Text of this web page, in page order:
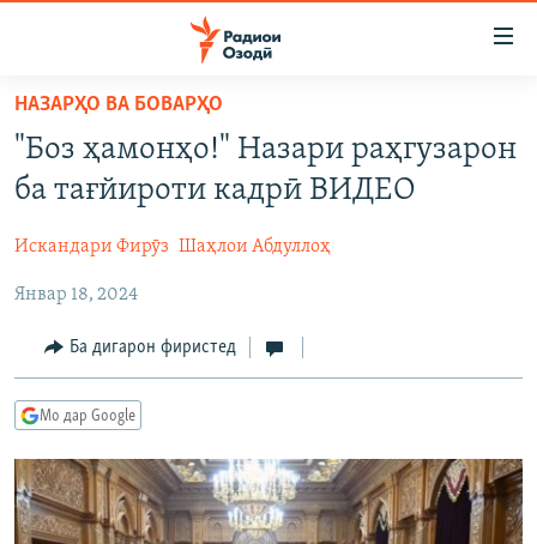
Ҷаҳиш
мояи
аслӣ
ба
аслӣ
Ҷаҳиш
ҷустор
ГӮШАҲО
ҶОМЕА
ҚАЗИЯИ "КРОКУС"
ОСИЁИ МАРКАЗӢ
МЕҲМОНИ ОЗОДӢ
ВАРЗИШ
ГАПИ ОЗОД
РӮЗГОРИ МУҲОҶИР
САЛОМ, ХОҲАР
ТАҲҚИҚОТ
ҶАНГ ДАР УКРАИНА
НАЗАРИ МАРДУМ
БЛОГИСТОН
ОЗОДӢ ОНЛАЙН
ЧАНДРАСОНАӢ
ВИДЕО
НИГОРИСТОН
РӮЙХАТҲО
КИТОБҲОИ ОЗОДӢ
НАЗАРҲО ВА БОВАРҲО
"Боз ҳамонҳо!" Назари раҳгузарон
ба тағйироти кадрӣ ВИДЕО
Искандари Фирӯз Шаҳлои Абдуллоҳ
Январ 18, 2024
Ба дигарон фиристед
Мо дар Google